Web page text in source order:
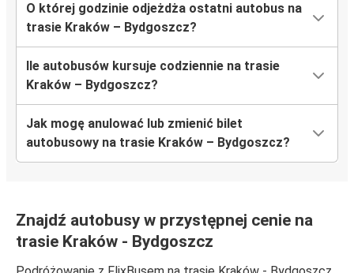
O której godzinie odjeżdża ostatni autobus na
trasie Kraków – Bydgoszcz?
Ile autobusów kursuje codziennie na trasie
Kraków – Bydgoszcz?
Jak mogę anulować lub zmienić bilet
autobusowy na trasie Kraków – Bydgoszcz?
Znajdź autobusy w przystępnej cenie na
trasie Kraków - Bydgoszcz